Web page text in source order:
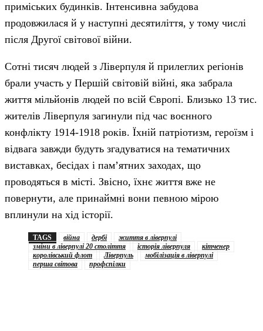
приміських будинків. Інтенсивна забудова
продовжилася й у наступні десятиліття, у тому числі
після Другої світової війни.
Сотні тисяч людей з Ліверпуля й прилеглих регіонів
брали участь у Першій світовій війні, яка забрала
життя мільйонів людей по всій Європі. Близько 13 тис.
жителів Ліверпуля загинули під час воєнного
конфлікту 1914-1918 років. Їхній патріотизм, героїзм і
відвага завжди будуть згадуватися на тематичних
виставках, бесідах і пам’ятних заходах, що
проводяться в місті. Звісно, їхнє життя вже не
повернути, але принаймні вони певною мірою
вплинули на хід історії.
TAGS війна дербі
життя в ліверпулі
зміни в ліверпулі 20 століття
історія ліверпуля
кітченер
королівський флот
Ліверпуль
мобілізація в ліверпулі
перша світова
профспілки